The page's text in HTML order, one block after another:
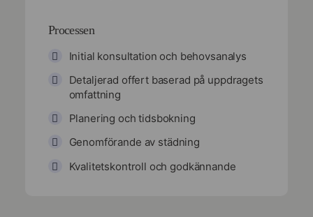
Processen
Initial konsultation och behovsanalys
Detaljerad offert baserad på uppdragets
omfattning
Planering och tidsbokning
Genomförande av städning
Kvalitetskontroll och godkännande